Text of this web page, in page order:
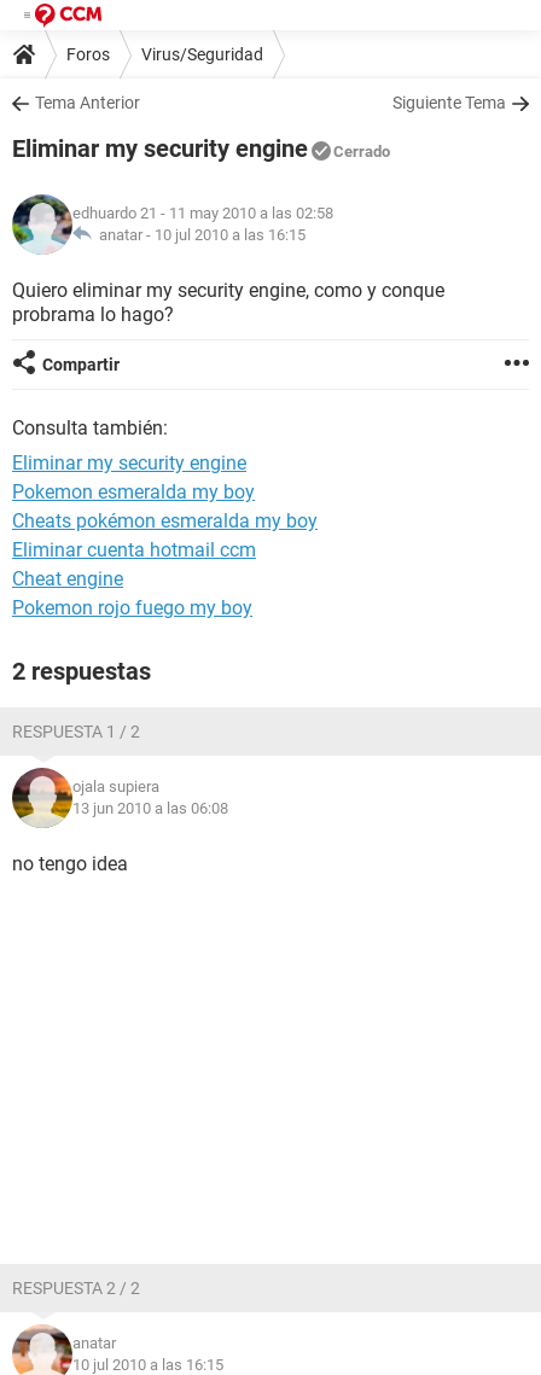
Foros Virus/Seguridad
Tema Anterior Siguiente Tema
Eliminar my security engine Cerrado
edhuardo 21 - 11 may 2010 a las 02:58
anatar - 10 jul 2010 a las 16:15
Quiero eliminar my security engine, como y conque
probrama lo hago?
Compartir
Consulta también:
Eliminar my security engine
Pokemon esmeralda my boy
Cheats pokémon esmeralda my boy
Eliminar cuenta hotmail ccm
Cheat engine
Pokemon rojo fuego my boy
2 respuestas
RESPUESTA 1 / 2
ojala supiera
13 jun 2010 a las 06:08
no tengo idea
RESPUESTA 2 / 2
anatar
10 jul 2010 a las 16:15